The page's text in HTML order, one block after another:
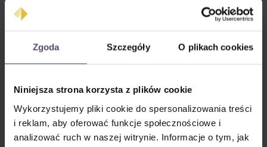
Zgoda Szczegóły O plikach cookies
Niniejsza strona korzysta z plików cookie
Wykorzystujemy pliki cookie do spersonalizowania treści
i reklam, aby oferować funkcje społecznościowe i
analizować ruch w naszej witrynie. Informacje o tym, jak
Blenda Typ B Blenda Typ C
Końcówki